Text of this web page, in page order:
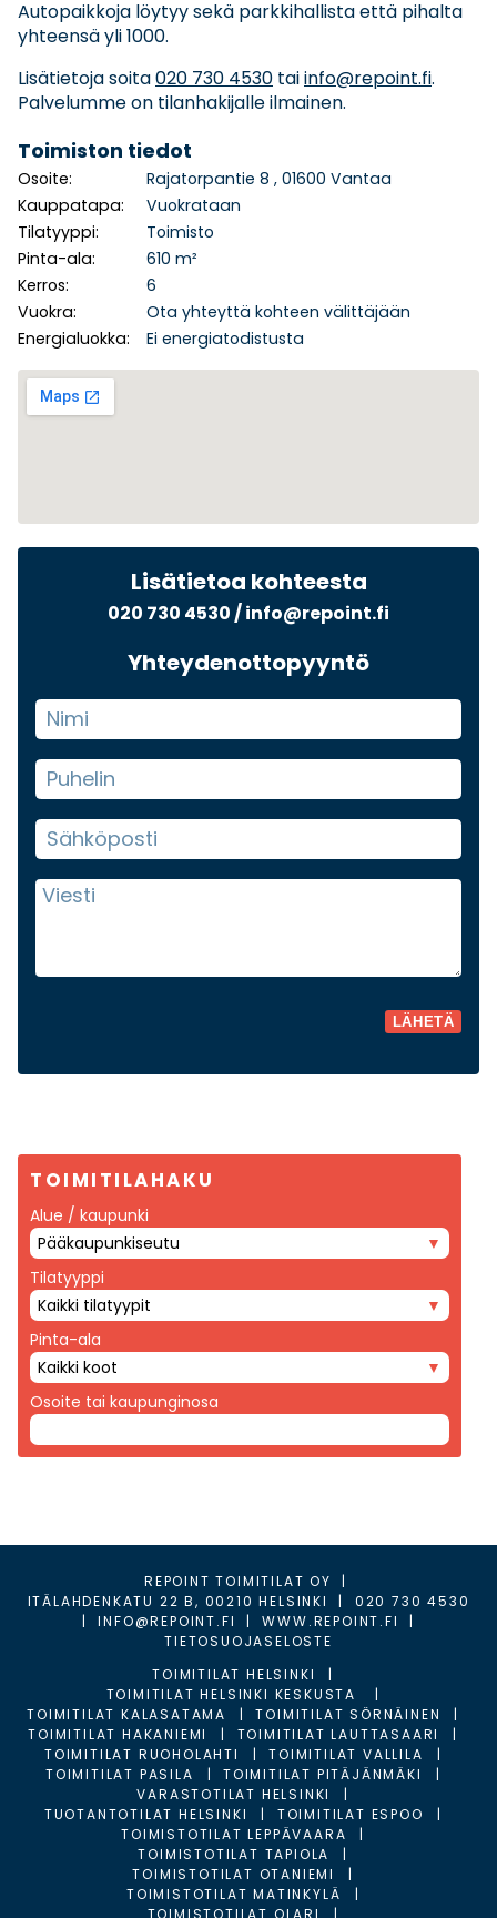
Autopaikkoja löytyy sekä parkkihallista että pihalta
yhteensä yli 1000.
Lisätietoja soita020 730 4530 taiinfo@repoint.fi.
Palvelumme on tilanhakijalle ilmainen.
Toimiston tiedot
Osoite:
Rajatorpantie 8 , 01600 Vantaa
Kauppatapa:
Vuokrataan
Tilatyyppi:
Toimisto
Pinta-ala:
610 m²
Kerros:
6
Vuokra:
Ota yhteyttä kohteen välittäjään
Energialuokka:
Ei energiatodistusta
Lisätietoa kohteesta
020 730 4530/info@repoint.fi
Yhteydenottopyyntö
TOIMITILAHAKU
Alue / kaupunki
Pääkaupunkiseutu
Tilatyyppi
Kaikki tilatyypit
Pinta-ala
Kaikki koot
Osoite tai kaupunginosa
REPOINT TOIMITILAT OY
|
ITÄLAHDENKATU 22 B, 00210 HELSINKI
| 020 730 4530
|INFO@REPOINT.FI |WWW.REPOINT.FI
|
TIETOSUOJASELOSTE
TOIMITILAT HELSINKI
TOIMITILAT HELSINKI KESKUSTA
TOIMITILAT KALASATAMA
TOIMITILAT SÖRNÄINEN
TOIMITILAT HAKANIEMI
TOIMITILAT LAUTTASAARI
TOIMITILAT RUOHOLAHTI
TOIMITILAT VALLILA
TOIMITILAT PASILA
TOIMITILAT PITÄJÄNMÄKI
VARASTOTILAT HELSINKI
TUOTANTOTILAT HELSINKI
TOIMITILAT ESPOO
TOIMISTOTILAT LEPPÄVAARA
TOIMISTOTILAT TAPIOLA
TOIMISTOTILAT OTANIEMI
TOIMISTOTILAT MATINKYLÄ
TOIMISTOTILAT OLARI